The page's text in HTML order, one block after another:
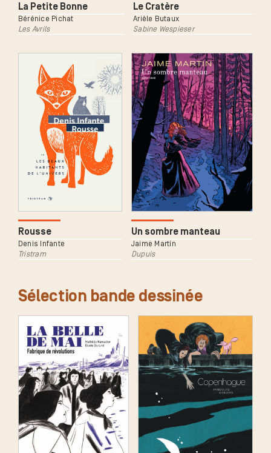
La Petite Bonne
Bérénice Pichat
Les Avrils
Le Cratère
Arièle Butaux
Sabine Wespieser
Rousse
Denis Infante
Tristram
Un sombre manteau
Jaime Martín
Dupuis
Sélection bande dessinée